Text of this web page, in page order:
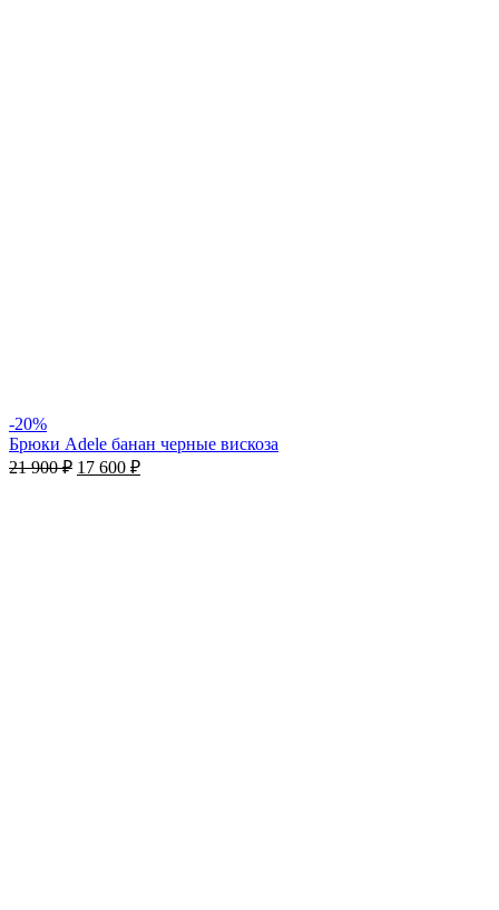
-20%
Брюки Adele банан черные вискоза
21 900₽ 17 600 ₽